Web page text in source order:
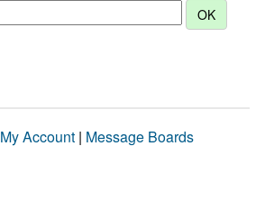
My Account | Message Boards